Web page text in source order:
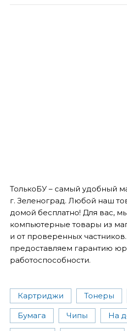
ТолькоБУ – самый удобный
г. Зеленоград. Любой наш
домой бесплатно! Для вас,
компьютерные товары из
и от проверенных
предоставляем гарантию
работоспособности.
Картриджи Тонеры
Бумага Чипы На